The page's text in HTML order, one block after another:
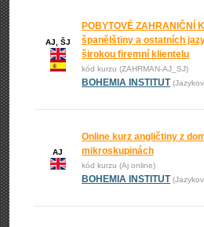
AJ, ŠJ
POBYTOVÉ ZAHRANIČNÍ
španělštiny a ostatních
širokou firemní klientelu
kód kurzu (ZAHRMAN-AJ_SJ)
BOHEMIA INSTITUT
AJ
Online kurz angličtiny z
mikroskupinách
kód kurzu (Aj online)
BOHEMIA INSTITUT